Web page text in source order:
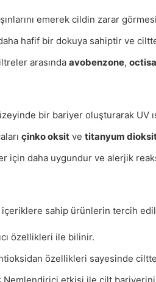
emerek cildin zarar
hafif bir dokuya sahiptir ve ciltte
arasında avobenzone,
bir bariyer oluşturarak UV
çinko oksit ve titanyum
için daha uygundur ve alerjik
sahip ürünlerin tercih
özellikleri ile bilinir.
özellikleri sayesinde